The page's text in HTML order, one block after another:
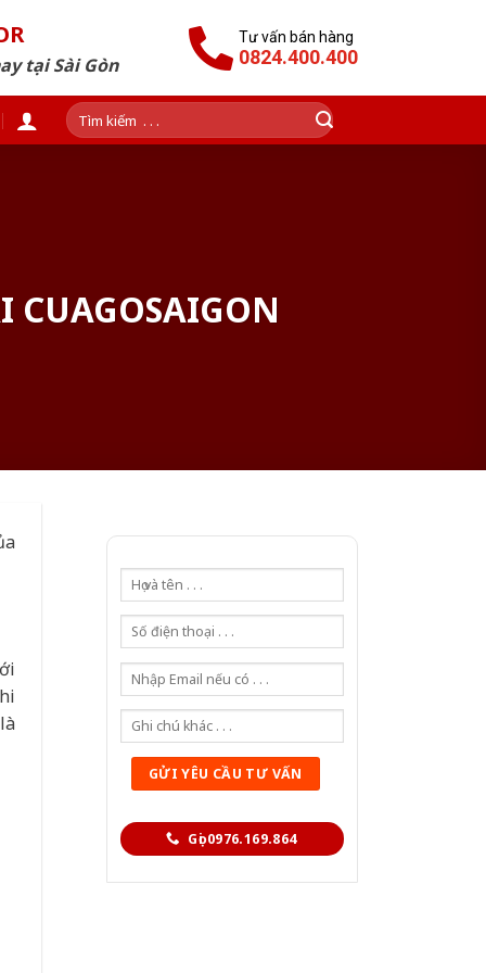
tại Sài Gòn
Tư vấn bán hàng
0824.400.400
Tìm
kiếm:
CUAGOSAIGON
Gọi 0976.169.864